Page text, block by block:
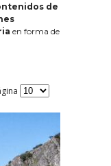
de
en forma de